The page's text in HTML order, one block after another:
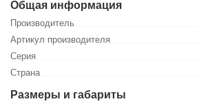
Общая информация
Производитель
Артикул производителя
Серия
Страна
Размеры и габариты